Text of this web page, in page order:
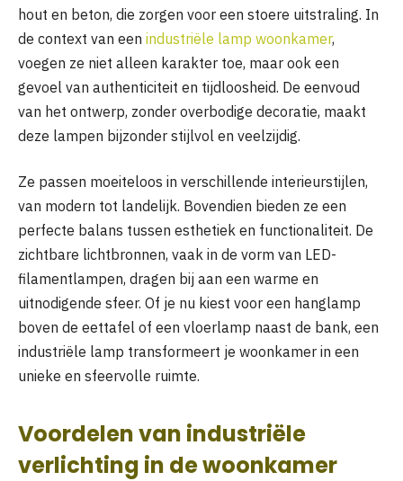
hout en beton, die zorgen voor een stoere uitstraling. In
de context van een industriële lamp woonkamer,
voegen ze niet alleen karakter toe, maar ook een
gevoel van authenticiteit en tijdloosheid. De eenvoud
van het ontwerp, zonder overbodige decoratie, maakt
deze lampen bijzonder stijlvol en veelzijdig.
Ze passen moeiteloos in verschillende interieurstijlen,
van modern tot landelijk. Bovendien bieden ze een
perfecte balans tussen esthetiek en functionaliteit. De
zichtbare lichtbronnen, vaak in de vorm van LED-
filamentlampen, dragen bij aan een warme en
uitnodigende sfeer. Of je nu kiest voor een hanglamp
boven de eettafel of een vloerlamp naast de bank, een
industriële lamp transformeert je woonkamer in een
unieke en sfeervolle ruimte.
Voordelen van industriële
verlichting in de woonkamer